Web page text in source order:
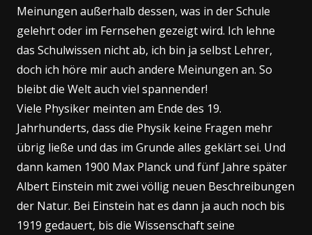
Meinungen außerhalb dessen, was in der Schule
gelehrt oder im Fernsehen gezeigt wird. Ich lehne
das Schulwissen nicht ab, ich bin ja selbst Lehrer,
doch ich höre mir auch andere Meinungen an. So
bleibt die Welt auch viel spannender!
Viele Physiker meinten am Ende des 19.
Jahrhunderts, dass die Physik keine Fragen mehr
übrig ließe und das im Grunde alles geklärt sei. Und
dann kamen 1900 Max Planck und fünf Jahre später
Albert Einstein mit zwei völlig neuen Beschreibungen
der Natur. Bei Einstein hat es dann ja auch noch bis
1919 gedauert, bis die Wissenschaft seine